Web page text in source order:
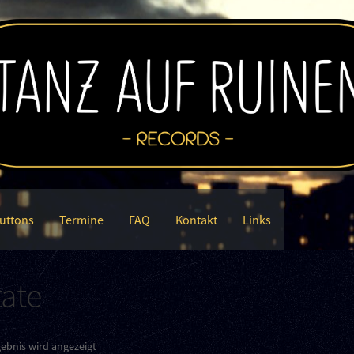
Termine FAQ Kontakt Links
wird angezeigt